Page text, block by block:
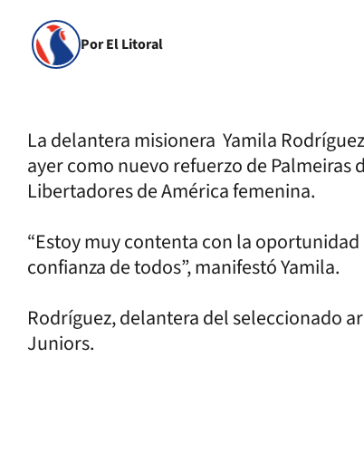
Por El Litoral
La delantera misionera Yamila
ayer como nuevo refuerzo de Palmeiras
Libertadores de América femenina.
“Estoy muy contenta con la
confianza de todos”, manifestó Yamila.
Rodríguez, delantera del seleccionado
Juniors.